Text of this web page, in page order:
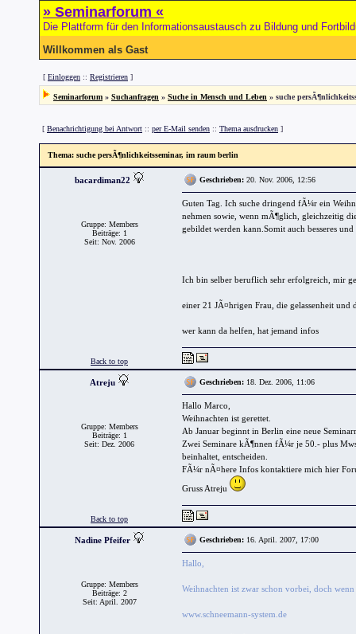
» Seminarforum «
Die Plattform für den Informationsaustausch zu Bildung und
Willkommen als Gast
[ Einloggen :: Registrieren ]
Seminarforum » Suchanfragen » Suche in Mensch und Leben » suche
[ Benachrichtigung bei Antwort :: per E-Mail senden :: Thema ausdrucken ]
Thema: suche persÃ¶nlichkeitsseminar, im raum berlin
bacardiman22
Gruppe: Members
Beiträge: 1
Seit: Nov. 2006
Geschrieben: 20. Nov. 2006, 12:56
Guten Tag. Ich suche dringend fÃ¼r ein
nehmen sowie, wenn mÃ¶glich, gleichzeitig
gebildet werden kann.Somit auch besseres
Ich bin selber beruflich sehr erfolgreich, mir
einer 21 JÃ¤hrigen Frau, die gelassenheit
wer kann da helfen, hat jemand infos
Back to top
Atreju
Gruppe: Members
Beiträge: 1
Seit: Dez. 2006
Geschrieben: 18. Dez. 2006, 11:06
Hallo Marco,
Weihnachten ist gerettet.
Ab Januar beginnt in Berlin eine neue
Zwei Seminare kÃ¶nnen fÃ¼r je 50.- plus
beinhaltet, entscheiden.
FÃ¼r nÃ¤here Infos kontaktiere mich hier
Gruss Atreju
Back to top
Nadine Pfeifer
Gruppe: Members
Beiträge: 2
Seit: April. 2007
Geschrieben: 16. April. 2007, 17:00
Hallo,
Weihnachten ist zwar schon vorbei, doch
www.schneemann-system.de